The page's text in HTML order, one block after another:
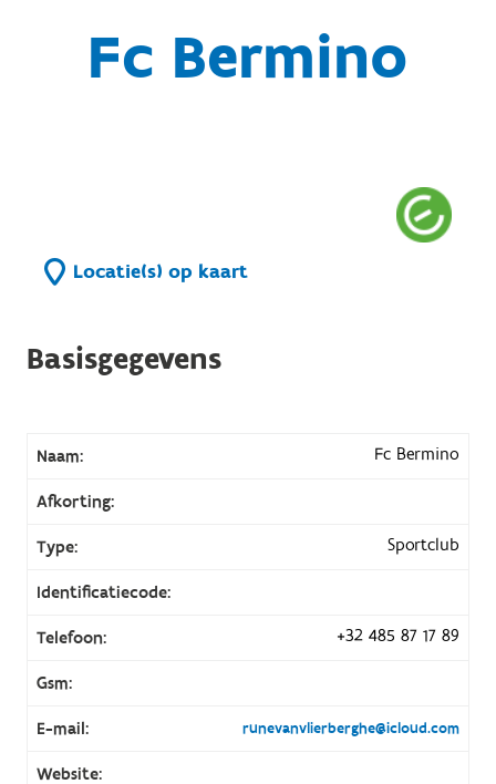
Fc Bermino
Locatie(s) op kaart
Basisgegevens
Naam: Fc Bermino
Afkorting:
Type: Sportclub
Identificatiecode:
Telefoon: +32 485 87 17 89
Gsm:
E-mail: runevanvlierberghe@icloud.com
Website: